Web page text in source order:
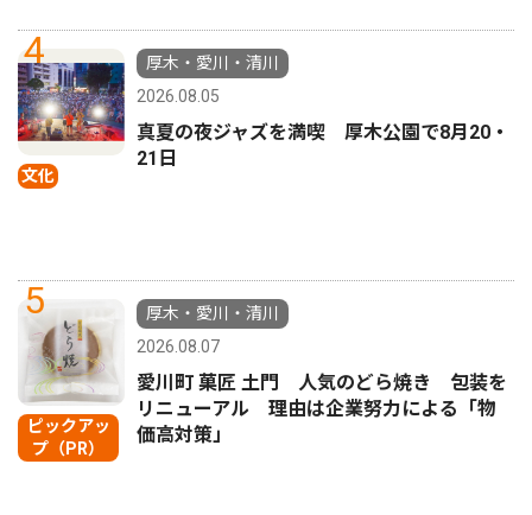
4
文化
厚木・愛川・清川
2026.08.05
真夏の夜ジャズを満喫 厚木公園で8月20・
21日
5
ピックアッ
プ（PR）
厚木・愛川・清川
2026.08.07
愛川町 菓匠 土門 人気のどら焼き 包装を
リニューアル 理由は企業努力による「物
価高対策」